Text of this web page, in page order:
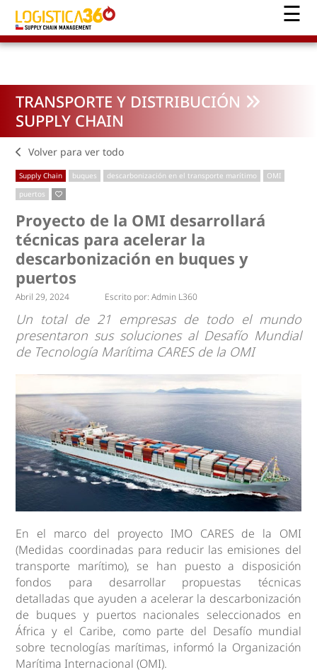
TRANSPORTE Y DISTRIBUCIÓN
SUPPLY CHAIN
Volver para ver todo
Supply Chain buques descarbonización en el transporte marítimo
OMI
puertos
Proyecto de la OMI desarrollará
técnicas para acelerar la
descarbonización en buques y
puertos
Abril 29, 2024 Escrito por: Admin L360
Un total de 21 empresas de todo el mundo
presentaron sus soluciones al Desafío Mundial
de Tecnología Marítima CARES de la OMI
En el marco del proyecto IMO CARES de la OMI
(Medidas coordinadas para reducir las emisiones del
transporte marítimo), se han puesto a disposición
fondos para desarrollar propuestas técnicas
detalladas que ayuden a acelerar la descarbonización
de buques y puertos nacionales seleccionados en
África y el Caribe, como parte del Desafío mundial
sobre tecnologías marítimas, informó la Organización
Marítima Internacional (OMI).